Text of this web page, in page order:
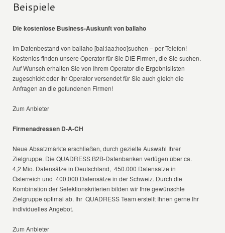
Beispiele
Die kostenlose Business-Auskunft von bailaho
Im Datenbestand von bailaho [bai:laa:hoo]suchen – per Telefon!
Kostenlos finden unsere Operator für Sie DIE Firmen, die Sie suchen.
Auf Wunsch erhalten Sie von Ihrem Operator die Ergebnislisten
zugeschickt oder Ihr Operator versendet für Sie auch gleich die
Anfragen an die gefundenen Firmen!
Zum Anbieter
Firmenadressen D-A-CH
Neue Absatzmärkte erschließen, durch gezielte Auswahl Ihrer
Zielgruppe. Die QUADRESS B2B-Datenbanken verfügen über ca.
4,2 Mio. Datensätze in Deutschland, 450.000 Datensätze in
Österreich und 400.000 Datensätze in der Schweiz. Durch die
Kombination der Selektionskriterien bilden wir Ihre gewünschte
Zielgruppe optimal ab. Ihr QUADRESS Team erstellt Ihnen gerne Ihr
individuelles Angebot.
Zum Anbieter